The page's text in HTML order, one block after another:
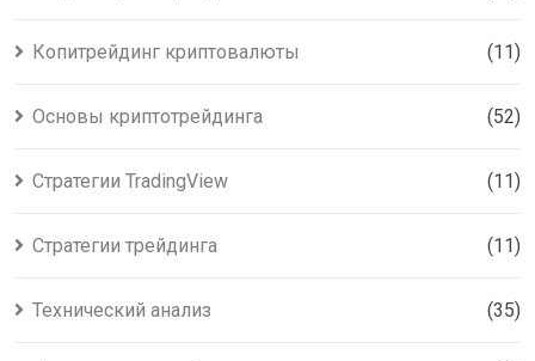
Копитрейдинг криптовалюты (11)
Основы криптотрейдинга (52)
Стратегии TradingView (11)
Стратегии трейдинга (11)
Технический анализ (35)